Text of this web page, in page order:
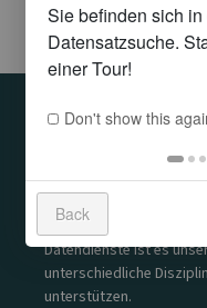
Der GeoSphere Austria
Datensätze für
Nutzung zur
Datendienste ist es
unterschiedliche
unterstützen.
Don't show this
Back